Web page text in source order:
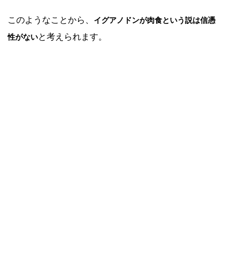
このようなことから、 イグアノドンが肉食という説は信憑
性がないと考えられます。